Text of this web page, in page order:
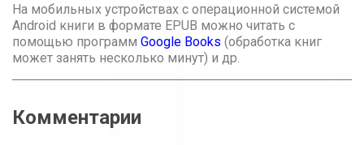
На мобильных устройствах с операционной системой
Android книги в формате EPUB можно читать с
помощью программ Google Books (обработка книг
может занять несколько минут) и др.
Комментарии